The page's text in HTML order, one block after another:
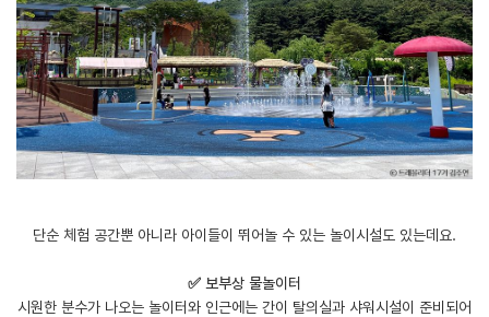
단순 체험 공간뿐 아니라 아이들이 뛰어놀 수 있는 놀이시설도 있는데요.
​✅ 보부상 물놀이터
시원한 분수가 나오는 놀이터와 인근에는 간이 탈의실과 샤워시설이 준비되어